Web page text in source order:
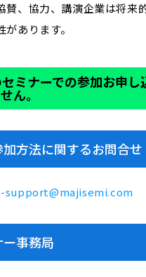
、協力、講演企業は将来
あります。
ミナーでの参加お申し
ん。
加方法に関するお問合せ
support@majisemi.com
事務局